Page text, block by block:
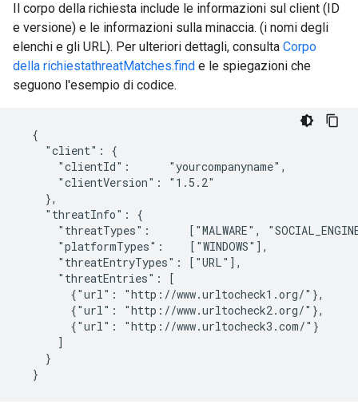
Il corpo della richiesta include le informazioni sul client (ID
e versione) e le informazioni sulla minaccia. (i nomi degli
elenchi e gli URL). Per ulteriori dettagli, consulta Corpo
della richiestathreatMatches.find e le spiegazioni che
seguono l'esempio di codice.
  {
    "client": {
      "clientId":      "yourcompanyname",
      "clientVersion": "1.5.2"
    },
    "threatInfo": {
"threatTypes":      ["MALWARE",
      "platformTypes":    ["WINDOWS"],
      "threatEntryTypes": ["URL"],
      "threatEntries": [
        {"url": "http://www.urltocheck1.org/"},
        {"url": "http://www.urltocheck2.org/"},
        {"url": "http://www.urltocheck3.com/"}
      ]
    }
  }